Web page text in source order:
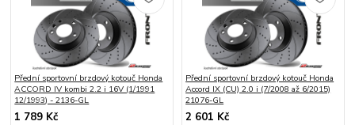
Přední sportovní brzdový kotouč Honda
ACCORD IV kombi 2.2 i 16V (1/1991
12/1993) - 2136-GL
1 789 Kč
Přední sportovní brzdový kotouč Honda
Accord IX (CU) 2.0 i (7/2008 až 6/2015)
21076-GL
2 601 Kč